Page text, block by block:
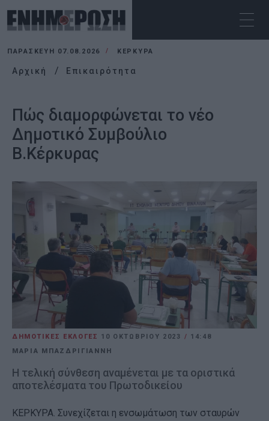
ΠΑΡΑΣΚΕΥΉ 07.08.2026 ΚΕΡΚΥΡΑ
Αρχική Επικαιρότητα
Πώς διαμορφώνεται το νέο
Δημοτικό Συμβούλιο
Β.Κέρκυρας
ΔΗΜΟΤΙΚΕΣ ΕΚΛΟΓΕΣ 10 ΟΚΤΩΒΡΊΟΥ 2023 / 14:48
ΜΑΡΙΑ ΜΠΑΖΔΡΙΓΙΑΝΝΗ
Η τελική σύνθεση αναμένεται με τα οριστικά
αποτελέσματα του Πρωτοδικείου
ΚΕΡΚΥΡΑ. Συνεχίζεται η ενσωμάτωση των σταυρών